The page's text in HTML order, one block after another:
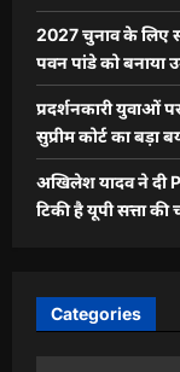
2027 चुनाव के लिए
पवन पांडे को बनाया
प्रदर्शनकारी युवाओं
सुप्रीम कोर्ट का बड़ा
अखिलेश यादव ने दी
टिकी है यूपी सत्ता की
Categories